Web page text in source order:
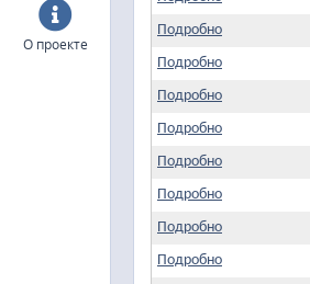
О проекте
Подробно
Подробно
Подробно
Подробно
Подробно
Подробно
Подробно
Подробно